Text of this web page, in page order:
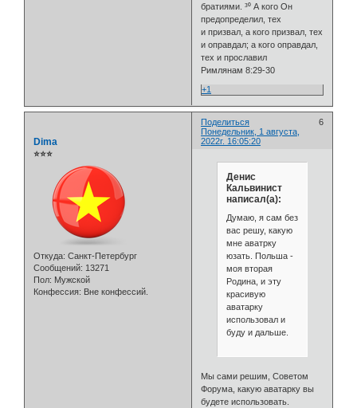
братиями. ³⁰ А кого Он
предопределил, тех
и призвал, а кого призвал, тех
и оправдал; а кого оправдал,
тех и прославил
Римлянам 8:29-30
+1
Поделиться
6
Понедельник, 1 августа,
2022г. 16:05:20
Dima
⭐⭐⭐
Откуда: Санкт-Петербург
Сообщений: 13271
Пол: Мужской
Конфессия: Вне конфессий.
Денис
Кальвинист
написал(а):
Думаю, я сам без
вас решу, какую
мне аватрку
юзать. Польша -
моя вторая
Родина, и эту
красивую
аватарку
использовал и
буду и дальше.
Мы сами решим, Советом
Форума, какую аватарку вы
будете использовать.